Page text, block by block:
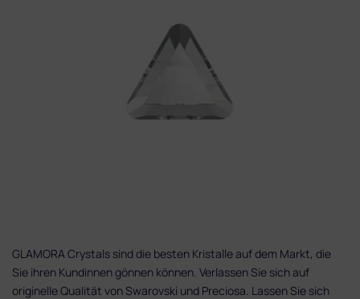
GLAMORA Crystals sind die besten Kristalle auf dem Markt, die
Sie ihren Kundinnen gönnen können. Verlassen Sie sich auf
originelle Qualität von Swarovski und Preciosa. Lassen Sie sich